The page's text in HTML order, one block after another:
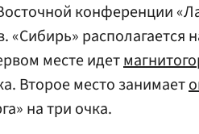
конференции
«Сибирь» располагается
месте идет
Второе место занимает
на три очка.